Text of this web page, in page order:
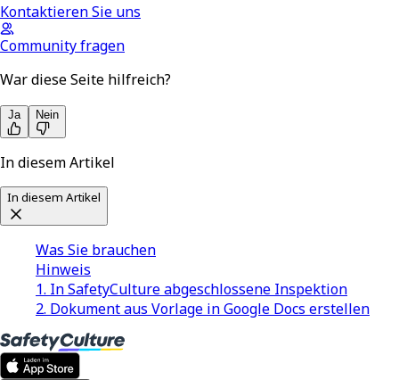
Kontaktieren Sie uns
Community fragen
War diese Seite hilfreich?
Ja Nein
In diesem Artikel
In diesem Artikel
Was Sie brauchen
Hinweis
1. In SafetyCulture abgeschlossene Inspektion
2. Dokument aus Vorlage in Google Docs erstellen